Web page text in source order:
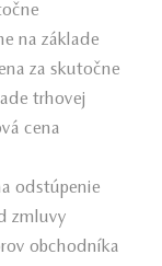
na základe
za skutočne
trhovej
cena
odstúpenie
zmluvy
obchodníka